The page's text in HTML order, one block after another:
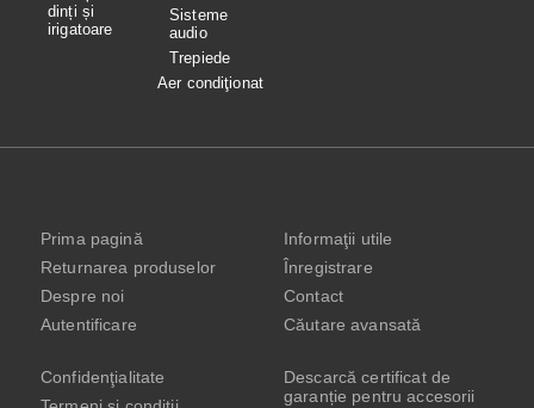
dinți și
irigatoare
Sisteme
audio
Trepiede
Aer condiţionat
Prima pagină
Returnarea produselor
Despre noi
Autentificare
Informaţii utile
Înregistrare
Contact
Căutare avansată
Confidenţialitate
Descarcă certificat de
garanție pentru accesorii